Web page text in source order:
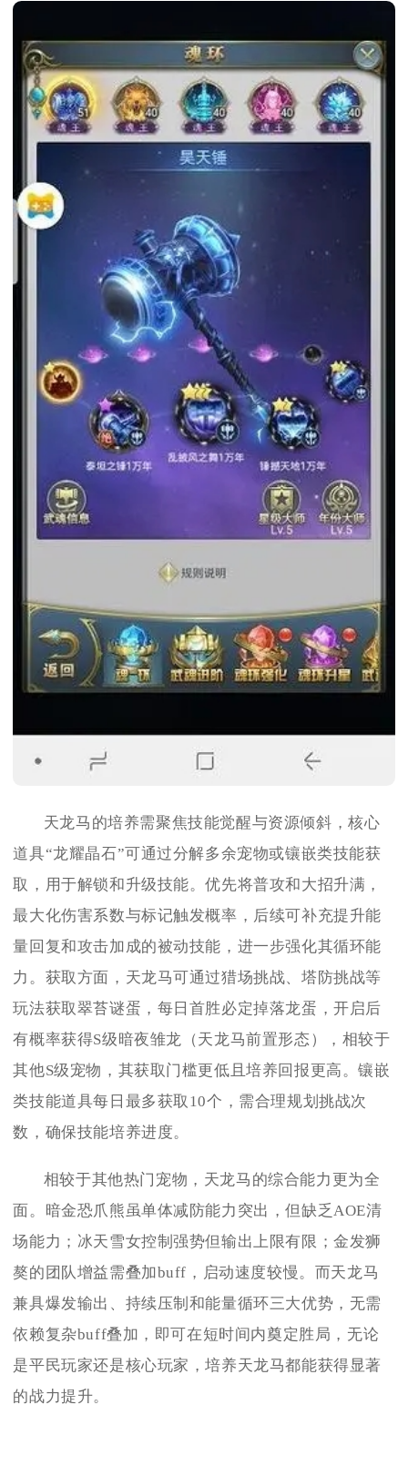
天龙马的培养需聚焦技能觉醒与资源倾斜，核心
道具“龙耀晶石”可通过分解多余宠物或镶嵌类技能获
取，用于解锁和升级技能。优先将普攻和大招升满，
最大化伤害系数与标记触发概率，后续可补充提升能
量回复和攻击加成的被动技能，进一步强化其循环能
力。获取方面，天龙马可通过猎场挑战、塔防挑战等
玩法获取翠苔谜蛋，每日首胜必定掉落龙蛋，开启后
有概率获得S级暗夜雏龙（天龙马前置形态），相较于
其他S级宠物，其获取门槛更低且培养回报更高。镶嵌
类技能道具每日最多获取10个，需合理规划挑战次
数，确保技能培养进度。
相较于其他热门宠物，天龙马的综合能力更为全
面。暗金恐爪熊虽单体减防能力突出，但缺乏AOE清
场能力；冰天雪女控制强势但输出上限有限；金发狮
獒的团队增益需叠加buff，启动速度较慢。而天龙马
兼具爆发输出、持续压制和能量循环三大优势，无需
依赖复杂buff叠加，即可在短时间内奠定胜局，无论
是平民玩家还是核心玩家，培养天龙马都能获得显著
的战力提升。